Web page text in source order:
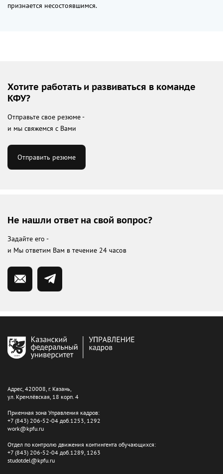
признается несостоявшимся.
Хотите работать и развиваться в команде
КФУ?
Отправьте свое резюме -
и мы свяжемся с Вами
Отправить резюме
Не нашли ответ на свой вопрос?
Задайте его -
и Мы ответим Вам в течение 24 часов
Адрес, 420008, г. Казань,
ул. Кремлёвская, 18 корп. 4
Приемная зона Управления кадров:
+7 (843) 206-52-04 доб.1253, 1292
work@kpfu.ru
Отдел по контролю движения контингента обучающихся:
+7 (843) 206-52-04 доб.1289, 1263
studotdel@kpfu.ru